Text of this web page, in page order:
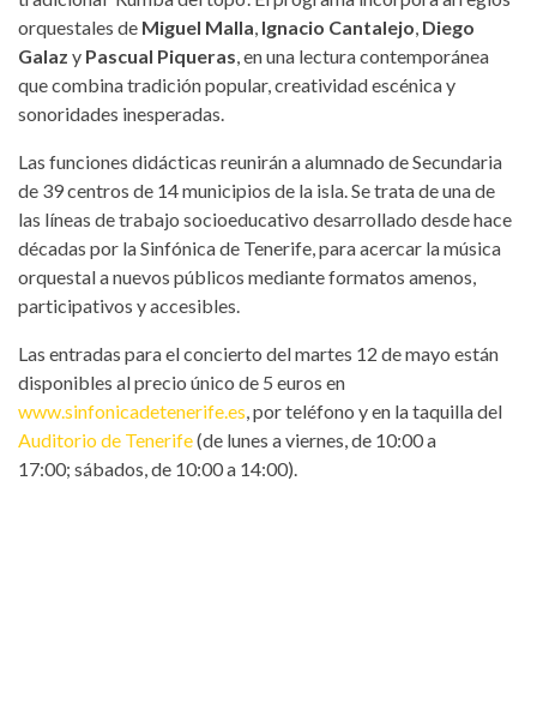
orquestales de Miguel Malla, Ignacio Cantalejo, Diego
Galaz y Pascual Piqueras, en una lectura contemporánea
que combina tradición popular, creatividad escénica y
sonoridades inesperadas.
Las funciones didácticas reunirán a alumnado de Secundaria
de 39 centros de 14 municipios de la isla. Se trata de una de
las líneas de trabajo socioeducativo desarrollado desde hace
décadas por la Sinfónica de Tenerife, para acercar la música
orquestal a nuevos públicos mediante formatos amenos,
participativos y accesibles.
Las entradas para el concierto del martes 12 de mayo están
disponibles al precio único de 5 euros en
www.sinfonicadetenerife.es, por teléfono y en la taquilla del
Auditorio de Tenerife(de lunes a viernes, de 10:00 a
17:00; sábados, de 10:00 a 14:00).